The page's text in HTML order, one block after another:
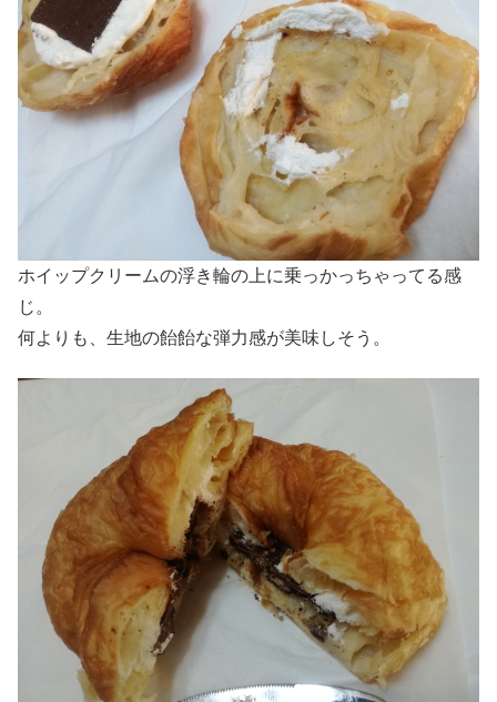
ホイップクリームの浮き輪の上に乗っかっちゃってる感
じ。
何よりも、生地の飴飴な弾力感が美味しそう。